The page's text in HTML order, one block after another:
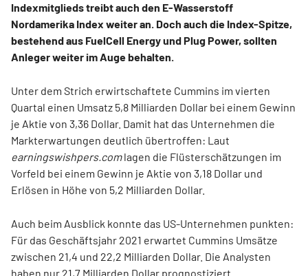
Indexmitglieds treibt auch den E-Wasserstoff
Nordamerika Index weiter an. Doch auch die Index-Spitze,
bestehend aus FuelCell Energy und Plug Power, sollten
Anleger weiter im Auge behalten.
Unter dem Strich erwirtschaftete Cummins im vierten
Quartal einen Umsatz 5,8 Milliarden Dollar bei einem Gewinn
je Aktie von 3,36 Dollar. Damit hat das Unternehmen die
Markterwartungen deutlich übertroffen: Laut
earningswishpers.comlagen die Flüsterschätzungen im
Vorfeld bei einem Gewinn je Aktie von 3,18 Dollar und
Erlösen in Höhe von 5,2 Milliarden Dollar.
Auch beim Ausblick konnte das US-Unternehmen punkten:
Für das Geschäftsjahr 2021 erwartet Cummins Umsätze
zwischen 21,4 und 22,2 Milliarden Dollar. Die Analysten
haben nur 21,7 Milliarden Dollar prognostiziert.